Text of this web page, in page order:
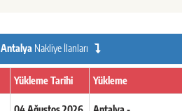
Antalya Nakliye İlanları
Yükleme Tarihi Yükleme